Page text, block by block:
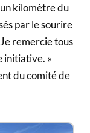
kilomètre du
par le sourire
remercie tous
initiative. »
du comité de